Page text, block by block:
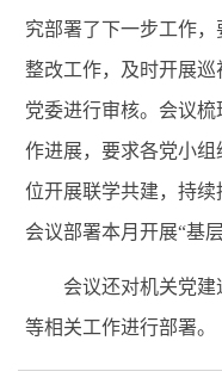
究部署了下一步工作
整改工作，及时开展
党委进行审核。会议
作进展， 要求各党小组
位开展联学共建，持续
会议部署本月开展“基
会议还对机关党建
等相关工作进行部署。